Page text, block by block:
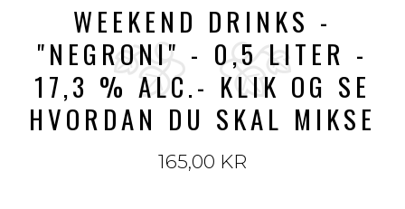
WEEKEND DRINKS -
"NEGRONI" - 0,5 LITER -
17,3 % ALC.- KLIK OG SE
HVORDAN DU SKAL MIKSE
165,00 KR